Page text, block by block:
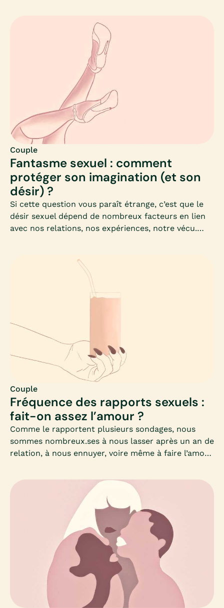
gérer ces crises ? Qu’est-ce qu’elles signifient ?
Comment éviter ces disputes, qui malgré l’amour,
semblent inévitables ?Résoudre ses problèmes
dans le couple, gérer un conflit, à qui en parler :
Couple
Fantasme sexuel : comment
protéger son imagination (et son
désir) ?
Si cette question vous paraît étrange, c’est que le
désir sexuel dépend de nombreux facteurs en lien
avec nos relations, nos expériences, notre vécu.
construisons.Protéger son imagination, c’est donc
toujours pouvoir imaginer de nouveau.Mais
Quelles sont les pratiques où les situations qui
échelle, à notre désir ?Mia analyse pour vous le
rapport existant entre le porno (et la notion
d’anonymat notamment) et notre imaginaire sexuel
: lorsque le porno tient les rênes de notre désir,
réapprenons à imaginer par nous même.
Couple
Fréquence des rapports sexuels :
fait-on assez l’amour ?
Comme le rapportent plusieurs sondages, nous
sommes nombreux.ses à nous lasser après un an de
relation, à nous ennuyer, voire même à faire l’amour
essoufflée, mais c’est aussi l’opportunité de
découvrir une nouvelle sexualité, plus profonde,
plus consciente et sans angoisse de fréquence ou
de rythme. Mia fait le point.